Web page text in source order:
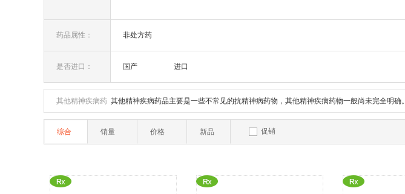
药品属性： 非处方药
是否进口： 国产 进口
其他精神疾病药 其他精神疾病药品主要是一些不常见的抗精神病药物，其他精神疾病药物一般尚未完全明确。
综合 销量 价格 新品 促销